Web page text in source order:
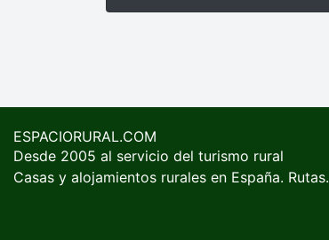
ESPACIORURAL.COM
Desde 2005 al servicio del turismo rural
Casas y alojamientos rurales en España. Rutas.